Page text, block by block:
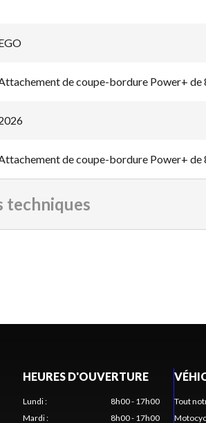
de coupe-bordure Power+ de
de coupe-bordure Power+ de
techniques
HEURES D'OUVERTURE
Lundi:
8h00 - 17h00
Mardi: 8h00 - 17h00
Tout